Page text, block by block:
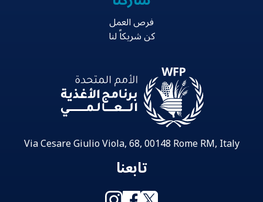
فرص العمل
كن شريكاً لنا
Via Cesare Giulio Viola, 68, 00148 Rome RM, Italy
تابعنا